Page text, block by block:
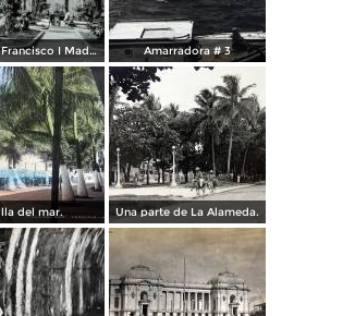
Hospital Francisco I Madero. Amarradora # 3
del mar. Una parte de La Alameda.